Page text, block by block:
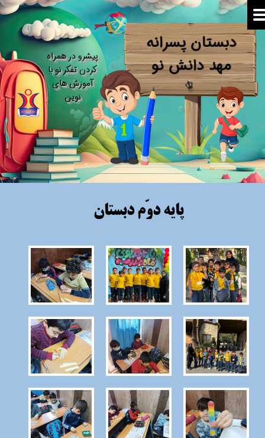
دبستان پسرانه
​​​​​​​مهد دانش نو
​پیشرو در همراه
کردن تفکر نو​​​​​​​ با
آموزش های
نوین
پایه دوّم دبستان